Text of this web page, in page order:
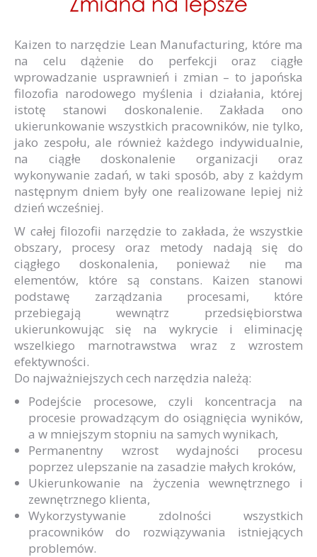
Kaizen to narzędzie Lean Manufacturing, które ma
na celu dążenie do perfekcji oraz ciągłe
wprowadzanie usprawnień i zmian – to japońska
filozofia narodowego myślenia i działania, której
istotę stanowi doskonalenie. Zakłada ono
ukierunkowanie wszystkich pracowników, nie tylko,
jako zespołu, ale również każdego indywidualnie,
na ciągłe doskonalenie organizacji oraz
wykonywanie zadań, w taki sposób, aby z każdym
następnym dniem były one realizowane lepiej niż
dzień wcześniej.
W całej filozofii narzędzie to zakłada, że wszystkie
obszary, procesy oraz metody nadają się do
ciągłego doskonalenia, ponieważ nie ma
elementów, które są constans. Kaizen stanowi
podstawę zarządzania procesami, które
przebiegają wewnątrz przedsiębiorstwa
ukierunkowując się na wykrycie i eliminację
wszelkiego marnotrawstwa wraz z wzrostem
efektywności.
Do najważniejszych cech narzędzia należą:
Podejście procesowe, czyli koncentracja na
procesie prowadzącym do osiągnięcia wyników,
a w mniejszym stopniu na samych wynikach,
Permanentny wzrost wydajności procesu
poprzez ulepszanie na zasadzie małych kroków,
Ukierunkowanie na życzenia wewnętrznego i
zewnętrznego klienta,
Wykorzystywanie zdolności wszystkich
pracowników do rozwiązywania istniejących
problemów.